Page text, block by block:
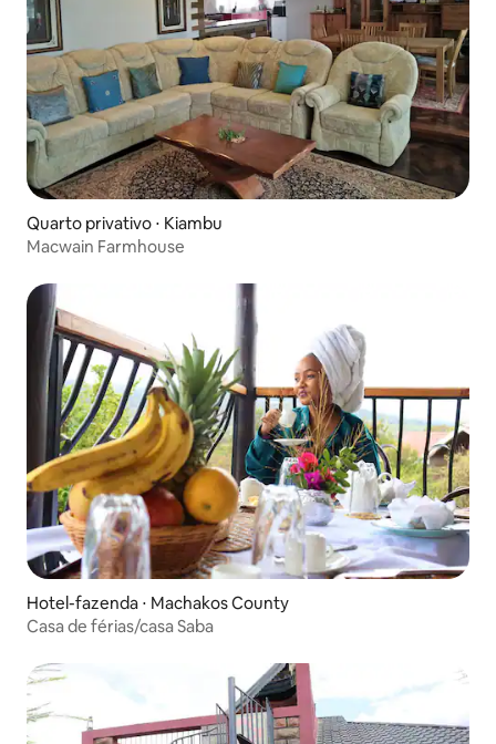
Quarto privativo ⋅ Kiambu
Macwain Farmhouse
Hotel-fazenda ⋅ Machakos County
Casa de férias/casa Saba